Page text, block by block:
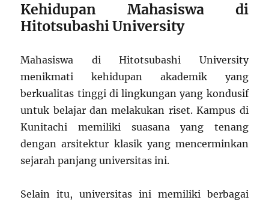
Kehidupan Mahasiswa di
Hitotsubashi University
Mahasiswa di Hitotsubashi University
menikmati kehidupan akademik yang
berkualitas tinggi di lingkungan yang kondusif
untuk belajar dan melakukan riset. Kampus di
Kunitachi memiliki suasana yang tenang
dengan arsitektur klasik yang mencerminkan
sejarah panjang universitas ini.
Selain itu, universitas ini memiliki berbagai